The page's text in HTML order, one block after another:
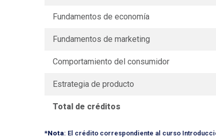
Fundamentos de economía
Fundamentos de marketing
Comportamiento del consumidor
Estrategia de producto
Total de créditos
*Nota: El crédito correspondiente al curso